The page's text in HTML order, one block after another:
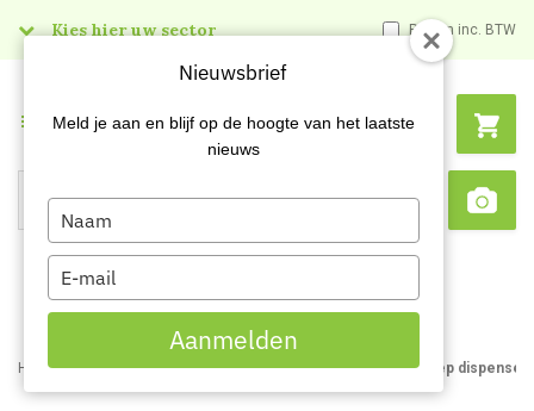
Kies hier uw sector Prijzen inc. BTW
Search
Menu
Home Webshop Dispensers Zeepdispensers Systeem zeep
Nieuwsbrief
Meld je aan en blijf op de hoogte van het laatste
nieuws
Type
your
name
Type
your
email
Aanmelden